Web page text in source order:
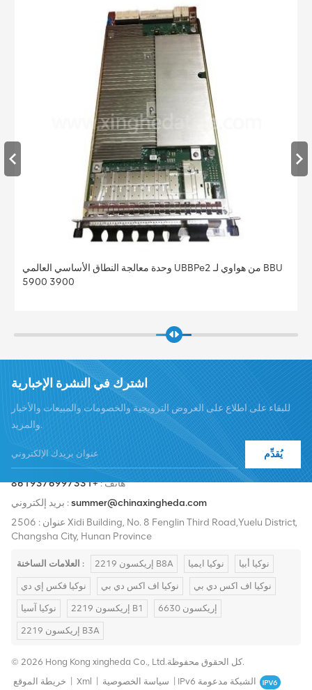
وحدة معالجة النطاق الأساسي العالمي UBBPe2 من هواوي لـ BBU
5900 3900
اشترك في النشرة الإخبارية
للبقاء على اطلاع على العروض الترويجية والخصومات والمبيعات والأخبار
والمزيد.
يُقدِّم
هاتف :+8619376997331
بريد إلكتروني :summer@chinaxingheda.com
عنوان : 2506 Xidi Building, No. 8 Fenglin Third Road,Yuelu District,
Changsha City, Hunan Province
العلامات الساخنة : إريكسون 2219 B8A نوكيا ايميا نوكيا أبيا
نوكيا فكس إي دي نوكيا اف اكس دي بي نوكيا اف اكس دي بي
نوكيا آسيا إريكسون 2219 B1 إريكسون 6630
إريكسون 2219 B3A
© 2026 Hong Kong xingheda Co., Ltd.كل الحقوق محفوظة.
خريطة الموقع
Xml سياسة الخصوصية IPv6 الشبكة مدعومة